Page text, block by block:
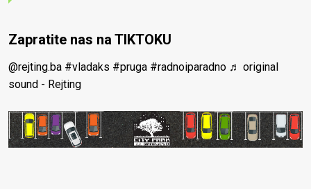
Zapratite nas na TIKTOKU
@rejting.ba #vladaks #pruga #radnoiparadno ♬ original
sound - Rejting